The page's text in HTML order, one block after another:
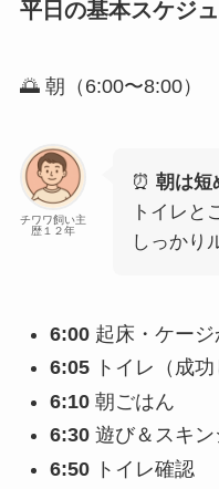
平日の基本スケジ
🌅 朝（6:00〜8:00）
チワワ飼い主
歴１２年
⏰ 朝は短
トイレと
しっかり
6:00起床・ケージ
6:05トイレ（成功
6:10朝ごはん
6:30遊び＆スキン
6:50トイレ確認